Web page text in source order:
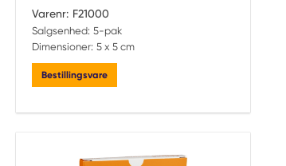
Varenr: F21000
Salgsenhed: 5-pak
Dimensioner: 5 x 5 cm
Bestillingsvare